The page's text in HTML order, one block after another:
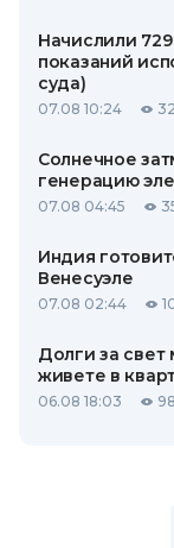
Начислили 729
показаний
суда)
07.08 10:24
Солнечное
генерацию
07.08 04:45
Индия
Венесуэле
07.08 02:44
Долги за свет
живете в
06.08 18:03